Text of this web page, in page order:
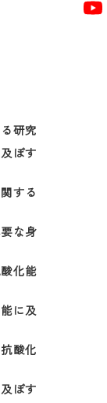
研究
ぼす
する
な身
化能
に及
酸化
ぼす